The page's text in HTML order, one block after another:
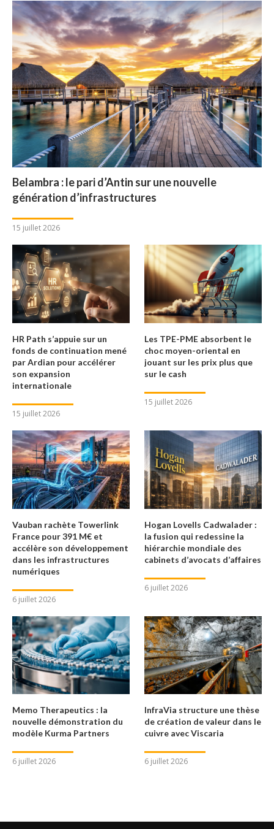
Belambra : le pari d’Antin sur une nouvelle
génération d’infrastructures
15 juillet 2026
HR Path s’appuie sur un
fonds de continuation mené
par Ardian pour accélérer
son expansion
internationale
15 juillet 2026
Les TPE-PME absorbent le
choc moyen-oriental en
jouant sur les prix plus que
sur le cash
15 juillet 2026
Vauban rachète Towerlink
France pour 391 M€ et
accélère son développement
dans les infrastructures
numériques
6 juillet 2026
Hogan Lovells Cadwalader :
la fusion qui redessine la
hiérarchie mondiale des
cabinets d’avocats d’affaires
6 juillet 2026
Memo Therapeutics : la
nouvelle démonstration du
modèle Kurma Partners
6 juillet 2026
InfraVia structure une thèse
de création de valeur dans le
cuivre avec Viscaria
6 juillet 2026